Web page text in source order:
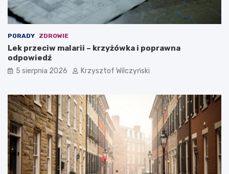
PORADY ZDROWIE
Lek przeciw malarii – krzyżówka i poprawna
odpowiedź
5 sierpnia 2026 Krzysztof Wilczyński